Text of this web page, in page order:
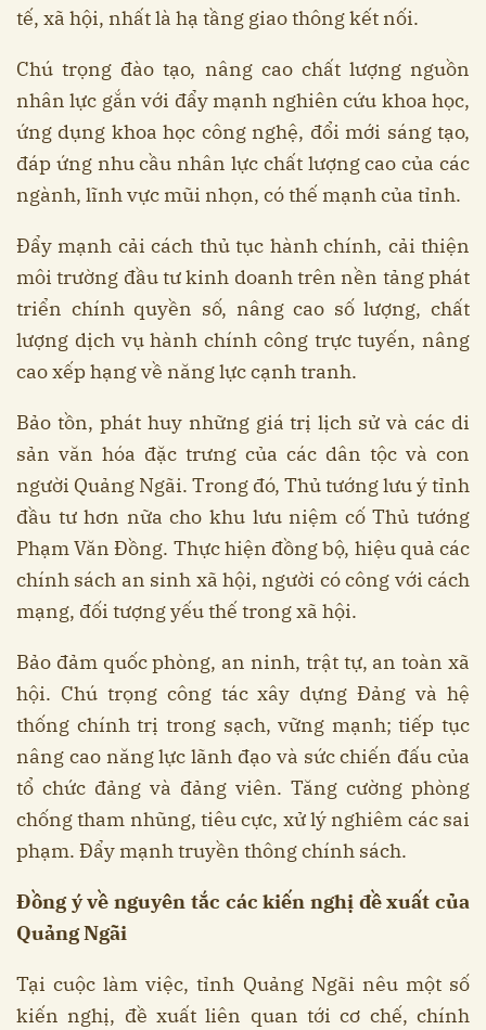
tế, xã hội, nhất là hạ tầng giao thông kết nối.
Chú trọng đào tạo, nâng cao chất lượng nguồn
nhân lực gắn với đẩy mạnh nghiên cứu khoa học,
ứng dụng khoa học công nghệ, đổi mới sáng tạo,
đáp ứng nhu cầu nhân lực chất lượng cao của các
ngành, lĩnh vực mũi nhọn, có thế mạnh của tỉnh.
Đẩy mạnh cải cách thủ tục hành chính, cải thiện
môi trường đầu tư kinh doanh trên nền tảng phát
triển chính quyền số, nâng cao số lượng, chất
lượng dịch vụ hành chính công trực tuyến, nâng
cao xếp hạng về năng lực cạnh tranh.
Bảo tồn, phát huy những giá trị lịch sử và các di
sản văn hóa đặc trưng của các dân tộc và con
người Quảng Ngãi. Trong đó, Thủ tướng lưu ý tỉnh
đầu tư hơn nữa cho khu lưu niệm cố Thủ tướng
Phạm Văn Đồng. Thực hiện đồng bộ, hiệu quả các
chính sách an sinh xã hội, người có công với cách
mạng, đối tượng yếu thế trong xã hội.
Bảo đảm quốc phòng, an ninh, trật tự, an toàn xã
hội. Chú trọng công tác xây dựng Đảng và hệ
thống chính trị trong sạch, vững mạnh; tiếp tục
nâng cao năng lực lãnh đạo và sức chiến đấu của
tổ chức đảng và đảng viên. Tăng cường phòng
chống tham nhũng, tiêu cực, xử lý nghiêm các sai
phạm. Đẩy mạnh truyền thông chính sách.
Đồng ý về nguyên tắc các kiến nghị đề xuất của
Quảng Ngãi
Tại cuộc làm việc, tỉnh Quảng Ngãi nêu một số
kiến nghị, đề xuất liên quan tới cơ chế, chính